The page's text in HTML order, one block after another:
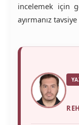
incelemek için
ayırmanız